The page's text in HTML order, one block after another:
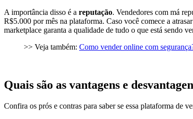
A importância disso é a reputação. Vendedores com má
R$5.000 por mês na plataforma. Caso você comece a
marketplace garanta a qualidade de tudo o que está sendo
>> Veja também: Como vender online com
Quais são as vantagens e
Confira os prós e contras para saber se essa plataforma de